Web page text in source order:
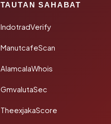
TAUTAN SAHABAT
IndotradVerify
ManutcafeScan
AlamcalaWhois
GmvalutaSec
TheexjakaScore